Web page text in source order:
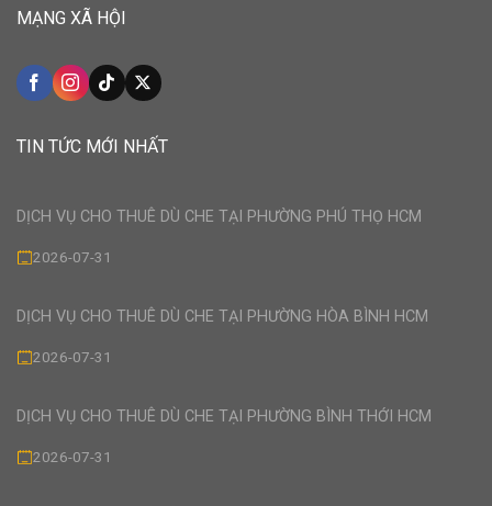
MẠNG XÃ HỘI
TIN TỨC MỚI NHẤT
DỊCH VỤ CHO THUÊ DÙ CHE TẠI PHƯỜNG PHÚ THỌ HCM
2026-07-31
DỊCH VỤ CHO THUÊ DÙ CHE TẠI PHƯỜNG HÒA BÌNH HCM
2026-07-31
DỊCH VỤ CHO THUÊ DÙ CHE TẠI PHƯỜNG BÌNH THỚI HCM
2026-07-31